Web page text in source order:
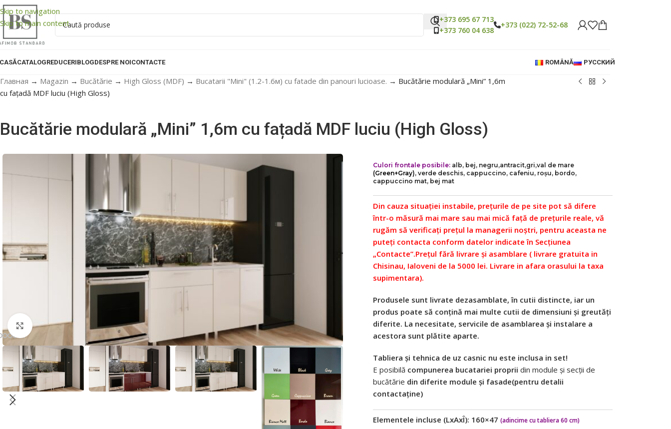
Skip to navigation
Skip to main content
+373 695 67 713
+373 760 04 638
+373 (022) 72-52-68
CATALOGREDUCERIBLOGDESPRE NOICONTACTE ROMÂNĂ РУССКИЙ
Главная → Magazin → Bucătărie → High Gloss (MDF) → Bucatarii "Mini" (1.2-1.6м) cu fatade din panouri lucioase. → Bucătărie modulară „Mini” 1,6m
cu fațadă MDF luciu (High Gloss)
Bucătărie modulară „Mini” 1,6m cu fațadă MDF luciu (High Gloss)
Faceți click pentru a mări
Culori frontale posibile: alb, bej, negru,antracit,gri,val de mare
(Green+Gray), verde deschis, cappuccino, cafeniu, roșu, bordo,
cappuccino mat, bej mat
Din cauza situației instabile, prețurile de pe site pot să difere
într-o măsură mai mare sau mai mică față de prețurile reale, vă
rugăm să verificați prețul la managerii noștri, pentru aceasta ne
puteți contacta conform datelor indicate în Secțiunea
„Contacte”.Prețul fără livrare și asamblare ( livrare gratuita in
Chisinau, Ialoveni de la 5000 lei. Livrare in afara orasului la taxa
supimentara).
Produsele sunt livrate dezasamblate, în cutii distincte, iar un
produs poate să conțină mai multe cutii de dimensiuni și greutăți
diferite. La necesitate, servicile de asamblarea și instalare a
acestora sunt plătite aparte.
Tabliera și tehnica de uz casnic nu este inclusa in set!
E posibilă compunerea bucatariei proprii din module și secții de
bucătărie din diferite module și fasade(pentru detalii
contactaține)
Elementele incluse (LxAxÎ): 160×47 (adincime cu tabliera 60 cm)